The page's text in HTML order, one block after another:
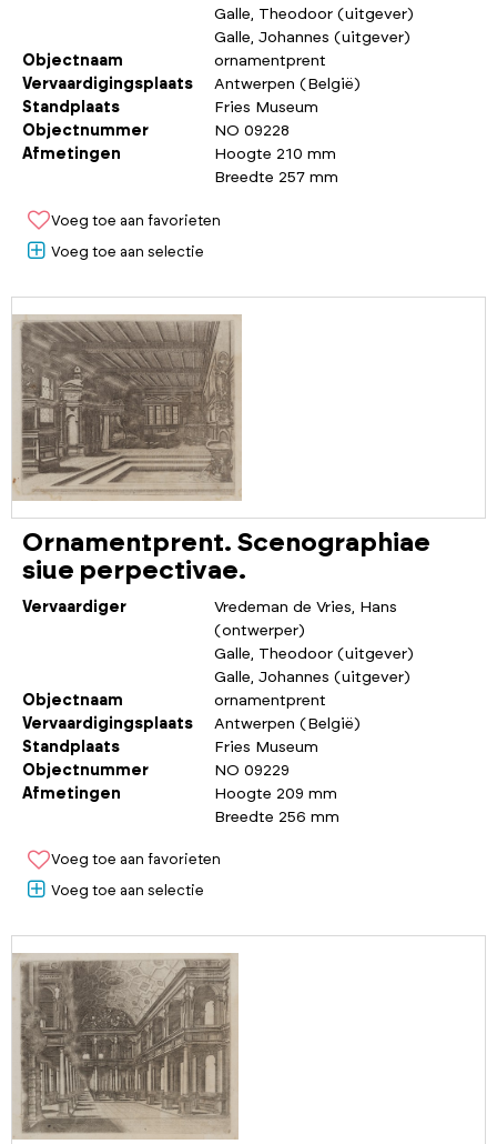
Galle, Theodoor (uitgever)
Galle, Johannes (uitgever)
Objectnaam
ornamentprent
Vervaardigingsplaats
Antwerpen (België)
Standplaats
Fries Museum
Objectnummer
NO 09228
Afmetingen
Hoogte 210 mm
Breedte 257 mm
Voeg toe aan favorieten
Voeg toe aan selectie
Ornamentprent. Scenographiae
siue perpectivae.
Vervaardiger
Vredeman de Vries, Hans
(ontwerper)
Galle, Theodoor (uitgever)
Galle, Johannes (uitgever)
Objectnaam
ornamentprent
Vervaardigingsplaats
Antwerpen (België)
Standplaats
Fries Museum
Objectnummer
NO 09229
Afmetingen
Hoogte 209 mm
Breedte 256 mm
Voeg toe aan favorieten
Voeg toe aan selectie